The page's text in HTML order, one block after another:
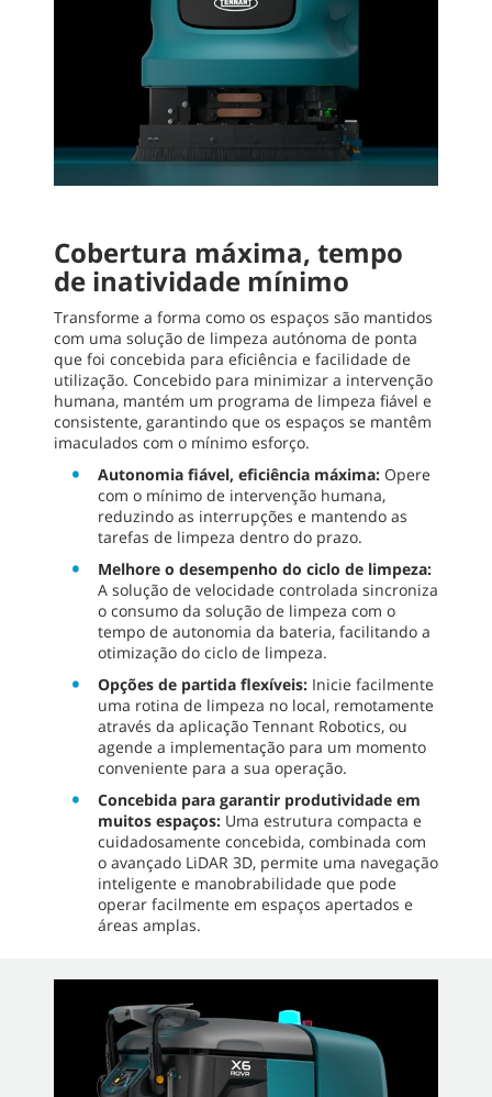
Cobertura máxima, tempo
de inatividade mínimo
Transforme a forma como os espaços são mantidos
com uma solução de limpeza autónoma de ponta
que foi concebida para eficiência e facilidade de
utilização. Concebido para minimizar a intervenção
humana, mantém um programa de limpeza fiável e
consistente, garantindo que os espaços se mantêm
imaculados com o mínimo esforço.
Autonomia fiável, eficiência máxima: Opere
com o mínimo de intervenção humana,
reduzindo as interrupções e mantendo as
tarefas de limpeza dentro do prazo.
Melhore o desempenho do ciclo de limpeza:
A solução de velocidade controlada sincroniza
o consumo da solução de limpeza com o
tempo de autonomia da bateria, facilitando a
otimização do ciclo de limpeza.
Opções de partida flexíveis: Inicie facilmente
uma rotina de limpeza no local, remotamente
através da aplicação Tennant Robotics, ou
agende a implementação para um momento
conveniente para a sua operação.
Concebida para garantir produtividade em
muitos espaços: Uma estrutura compacta e
cuidadosamente concebida, combinada com
o avançado LiDAR 3D, permite uma navegação
inteligente e manobrabilidade que pode
operar facilmente em espaços apertados e
áreas amplas.